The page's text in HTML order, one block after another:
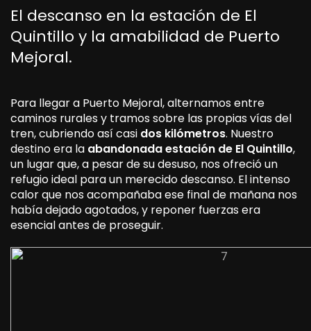
El descanso en la estación de El
Quintillo y la amabilidad de Puerto
Mejoral.
Para llegar a Puerto Mejoral, alternamos entre
caminos rurales y tramos sobre las propias vías del
tren, cubriendo así casi dos kilómetros. Nuestro
destino era la abandonada estación de El Quintillo,
un lugar que, a pesar de su desuso, nos ofreció un
refugio ideal para un merecido descanso. El intenso
calor que nos acompañaba ese final de mañana nos
había dejado agotados, y reponer fuerzas era
esencial antes de proseguir.